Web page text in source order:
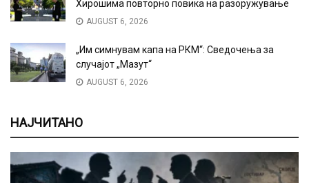
Хирошима повторно повика на разоружување
AUGUST 6, 2026
„Им симнувам капа на РКМ“: Сведочења за
случајот „Мазут“
AUGUST 6, 2026
НАЈЧИТАНО